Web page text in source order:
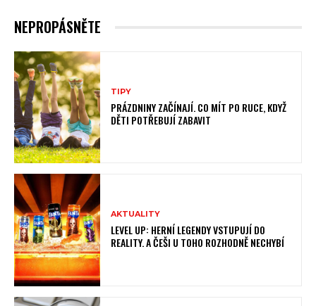
NEPROPÁSNĚTE
TIPY
PRÁZDNINY ZAČÍNAJÍ. CO MÍT PO RUCE, KDYŽ
DĚTI POTŘEBUJÍ ZABAVIT
AKTUALITY
LEVEL UP: HERNÍ LEGENDY VSTUPUJÍ DO
REALITY. A ČEŠI U TOHO ROZHODNĚ NECHYBÍ